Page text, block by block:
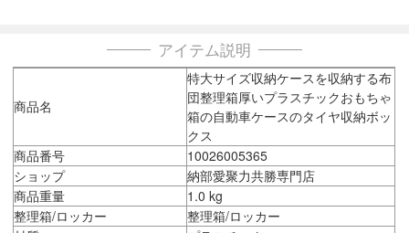
アイテム説明
商品名
特大サイズ収納ケースを収納する布
団整理箱厚いプラスチックおもちゃ
箱の自動車ケースのタイヤ収納ボッ
クス
商品番号
10026005365
ショップ
納部愛聚力共勝専門店
商品重量
1.0 kg
整理箱/ロッカー
整理箱/ロッカー